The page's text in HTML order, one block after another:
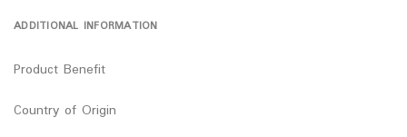
ADDITIONAL INFORMATION
Product Benefit
Country of Origin